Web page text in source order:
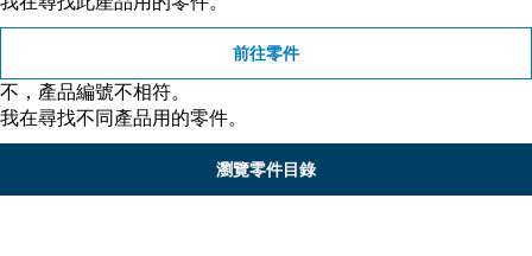
前往零件
不，產品編號不相符。
我在尋找不同產品用的零件。
瀏覽零件目錄